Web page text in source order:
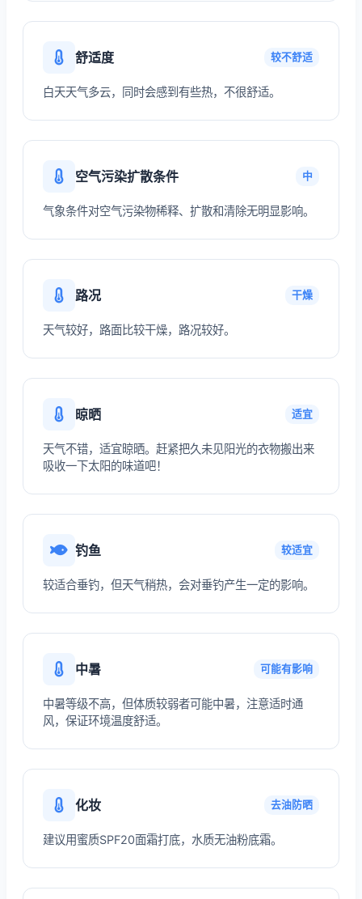
舒适度 较不舒适
白天天气多云，同时会感到有些热，不很舒适。
空气污染扩散条件 中
气象条件对空气污染物稀释、扩散和清除无明显影响。
路况 干燥
天气较好，路面比较干燥，路况较好。
晾晒 适宜
天气不错，适宜晾晒。赶紧把久未见阳光的衣物搬出来
吸收一下太阳的味道吧！
钓鱼 较适宜
较适合垂钓，但天气稍热，会对垂钓产生一定的影响。
中暑 可能有影响
中暑等级不高，但体质较弱者可能中暑，注意适时通
风，保证环境温度舒适。
化妆 去油防晒
建议用蜜质SPF20面霜打底，水质无油粉底霜。